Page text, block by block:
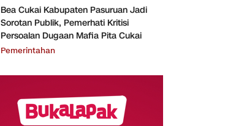
Bea Cukai Kabupaten Pasuruan Jadi
Sorotan Publik, Pemerhati Kritisi
Persoalan Dugaan Mafia Pita Cukai
Pemerintahan